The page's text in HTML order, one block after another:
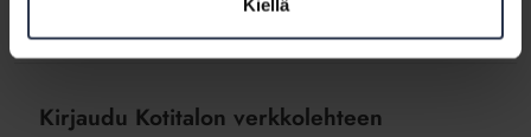
Kiellä
Kirjaudu
Kirjaudu Kotitalon verkkolehteen